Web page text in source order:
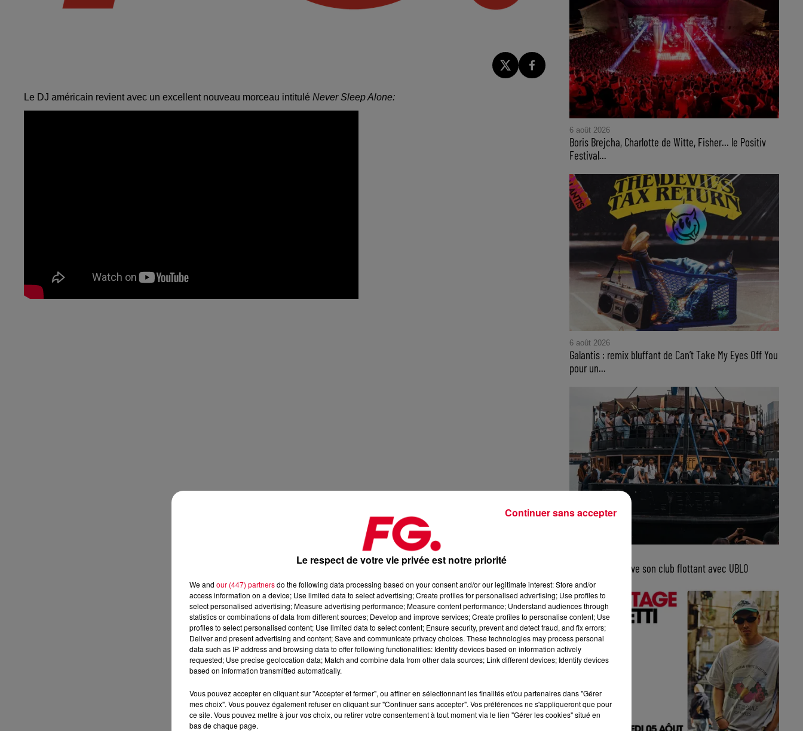
Le DJ américain revient avec un excellent nouveau morceau intitulé Never Sleep Alone:
6 août 2026
Boris Brejcha, Charlotte de Witte, Fisher… le Positiv
Festival...
6 août 2026
Galantis : remix bluffant de Can’t Take My Eyes Off You
pour un...
Bordeaux retrouve son club flottant avec UBLO
Le respect de votre vie privée est notre priorité
We and our (447) partnersdo the following data processing based on your consent and/or our legitimate interest: Store and/or
access information on a device; Use limited data to select advertising; Create profiles for personalised advertising; Use profiles to
select personalised advertising; Measure advertising performance; Measure content performance; Understand audiences through
statistics or combinations of data from different sources; Develop and improve services; Create profiles to personalise content; Use
profiles to select personalised content; Use limited data to select content; Ensure security, prevent and detect fraud, and fix errors;
Deliver and present advertising and content; Save and communicate privacy choices. These technologies may process personal
data such as IP address and browsing data to offer following functionalities: Identify devices based on information actively
requested; Use precise geolocation data; Match and combine data from other data sources; Link different devices; Identify devices
based on information transmitted automatically.
Vous pouvez accepter en cliquant sur "Accepter et fermer", ou affiner en sélectionnant les finalités et/ou partenaires dans "Gérer
mes choix". Vous pouvez également refuser en cliquant sur "Continuer sans accepter". Vos préférences ne s'appliqueront que pour
ce site. Vous pouvez mettre à jour vos choix, ou retirer votre consentement à tout moment via le lien "Gérer les cookies" situé en
bas de chaque page.
Continuer sans accepter